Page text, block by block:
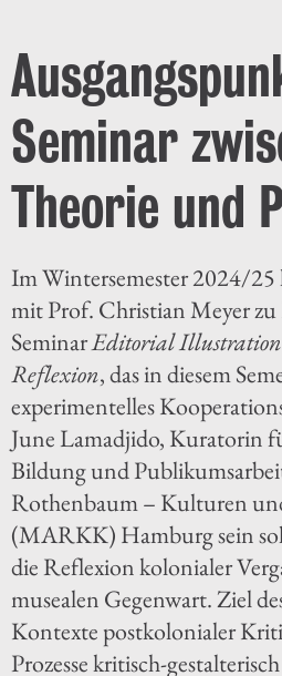
Seminar
Theorie und
Im Wintersemester 2024/25
mit Prof. Christian Meyer zu
SeminarEditorial
Reflexion, das in diesem
experimentelles
June Lamadjido, Kuratorin
Bildung und
Rothenbaum – Kulturen
(MARKK) Hamburg sein
die Reflexion kolonialer
musealen Gegenwart. Ziel
Kontexte postkolonialer
Prozesse kritisch-